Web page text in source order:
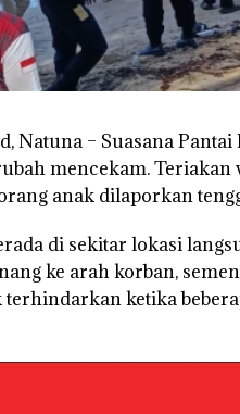
Natuna – Suasana
mencekam.
anak dilaporkan
di sekitar lokasi
ke arah korban,
ketika